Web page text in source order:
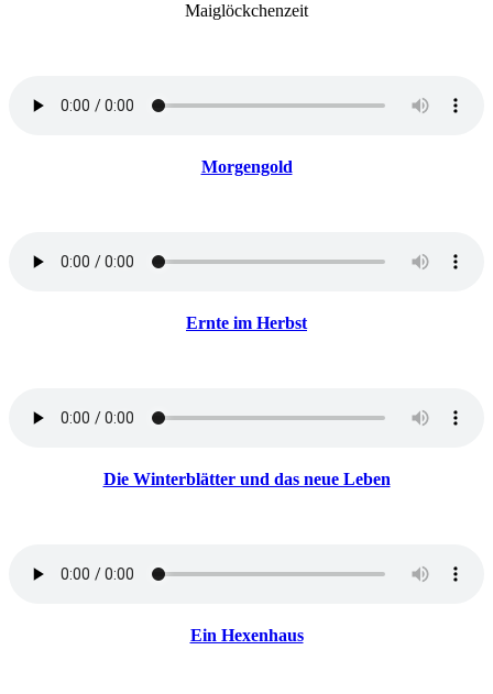
Maiglöckchenzeit
Morgengold
Ernte im Herbst
Die Winterblätter und das neue Leben
Ein Hexenhaus